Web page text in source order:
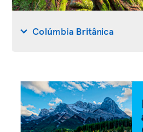
Colúmbia Britânica